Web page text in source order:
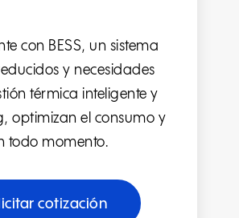
con BESS, un sistema
y necesidades
térmica inteligente y
optimizan el consumo y
todo momento.
cotización